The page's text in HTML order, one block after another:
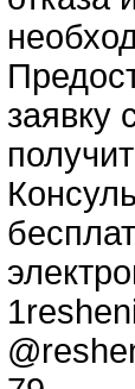
заявку